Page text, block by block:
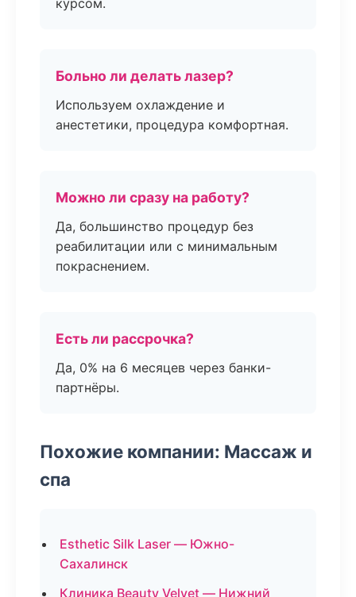
курсом.
Больно ли делать лазер?
Используем охлаждение и
анестетики, процедура комфортная.
Можно ли сразу на работу?
Да, большинство процедур без
реабилитации или с минимальным
покраснением.
Есть ли рассрочка?
Да, 0% на 6 месяцев через банки-
партнёры.
Похожие компании: Массаж и
спа
Esthetic Silk Laser — Южно-
Сахалинск
Клиника Beauty Velvet — Нижний